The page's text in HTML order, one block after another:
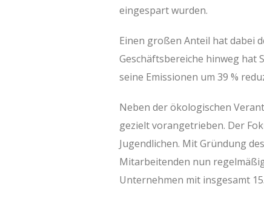
eingespart wurden.
Einen großen Anteil hat dabei
Geschäftsbereiche hinweg hat
seine Emissionen um 39 %
Neben der ökologischen
gezielt vorangetrieben. Der
Jugendlichen. Mit Gründung
Mitarbeitenden nun
Unternehmen mit insgesamt